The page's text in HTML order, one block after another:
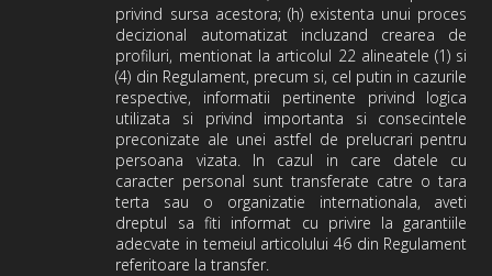
privind sursa acestora; (h) existenta unui proces
decizional automatizat incluzand crearea de
profiluri, mentionat la articolul 22 alineatele (1) si
(4) din Regulament, precum si, cel putin in cazurile
respective, informatii pertinente privind logica
utilizata si privind importanta si consecintele
preconizate ale unei astfel de prelucrari pentru
persoana vizata. In cazul in care datele cu
caracter personal sunt transferate catre o tara
terta sau o organizatie internationala, aveti
dreptul sa fiti informat cu privire la garantiile
adecvate in temeiul articolului 46 din Regulament
referitoare la transfer.